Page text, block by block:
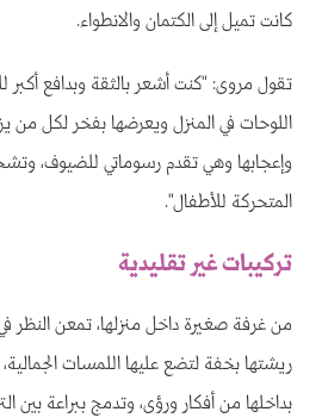
كانت تميل إلى الكتمان والانطواء.
تقول مروى: "كنت أشعر بالثقة وبدافع أكبر
اللوحات في المنزل ويعرضها بفخر لكل من
وإعجابها وهي تقدم رسوماتي للضيوف،
المتحركة للأطفال".
تركيبات غير تقليدية
من غرفة صغيرة داخل منزلها، تمعن النظر
ريشتها بخفة لتضع عليها اللمسات
بداخلها من أفكار ورؤى، وتدمج ببراعة بين